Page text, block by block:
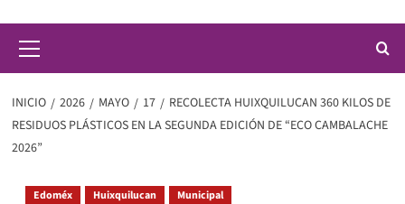
principal
INICIO 2026 MAYO 17
RECOLECTA HUIXQUILUCAN 360 KILOS DE
RESIDUOS PLÁSTICOS EN LA SEGUNDA EDICIÓN DE “ECO CAMBALACHE
2026”
Edoméx Huixquilucan Municipal